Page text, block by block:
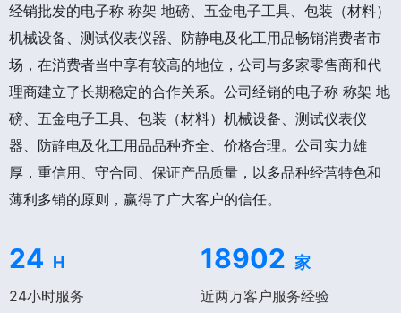
经销批发的电子称 称架 地磅、五金电子工具、包装（材料）
机械设备、测试仪表仪器、防静电及化工用品畅销消费者市
场，在消费者当中享有较高的地位，公司与多家零售商和代
理商建立了长期稳定的合作关系。公司经销的电子称 称架 地
磅、五金电子工具、包装（材料）机械设备、测试仪表仪
器、防静电及化工用品品种齐全、价格合理。公司实力雄
厚，重信用、守合同、保证产品质量，以多品种经营特色和
薄利多销的原则，赢得了广大客户的信任。
24 H
24小时服务
18902 家
近两万客户服务经验